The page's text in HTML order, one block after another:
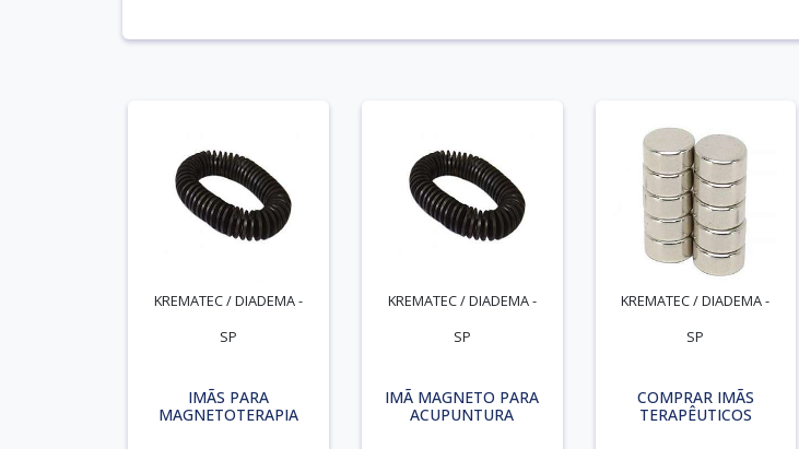
KREMATEC / DIADEMA -
SP
IMÃS PARA
MAGNETOTERAPIA
KREMATEC / DIADEMA -
SP
IMÃ MAGNETO PARA
ACUPUNTURA
KREMATEC / DIADEMA -
SP
COMPRAR IMÃS
TERAPÊUTICOS